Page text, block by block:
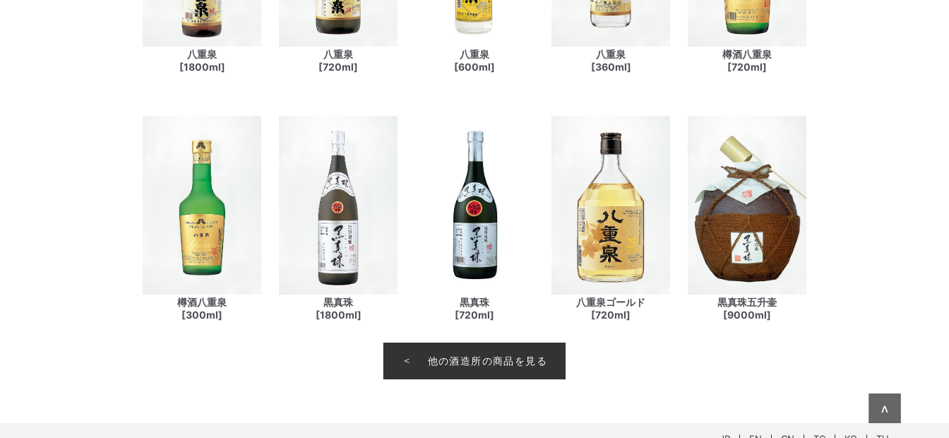
八重泉
[1800ml]
八重泉
[720ml]
八重泉
[600ml]
八重泉
[360ml]
樽酒八重泉
[720ml]
樽酒八重泉
[300ml]
黒真珠
[1800ml]
黒真珠
[720ml]
八重泉ゴールド
[720ml]
黒真珠五升壷
[9000ml]
他の酒造所の商品を見る
∧